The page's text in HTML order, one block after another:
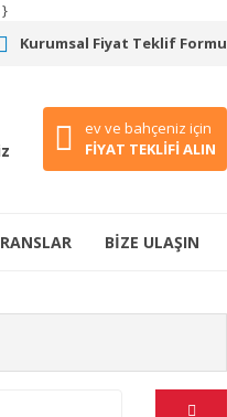
Kurumsal Fiyat Teklif Formu
ev ve bahçeniz için
FİYAT TEKLİFİ ALIN
BİZE ULAŞIN